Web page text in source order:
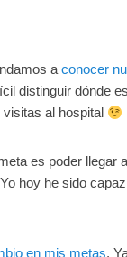
a conocer
distinguir dónde
al hospital
es poder llegar
hoy he sido
en mis metas.